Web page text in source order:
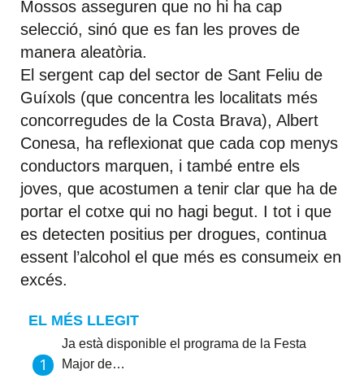
Mossos asseguren que no hi ha cap
selecció, sinó que es fan les proves de
manera aleatòria.
El sergent cap del sector de Sant Feliu de
Guíxols (que concentra les localitats més
concorregudes de la Costa Brava), Albert
Conesa, ha reflexionat que cada cop menys
conductors marquen, i també entre els
joves, que acostumen a tenir clar que ha de
portar el cotxe qui no hagi begut. I tot i que
es detecten positius per drogues, continua
essent l’alcohol el que més es consumeix en
excés.
EL MÉS LLEGIT
Ja està disponible el programa de la Festa
Major de…